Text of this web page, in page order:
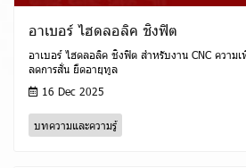
อาเบอร์ ไฮดลอลิค ชิงฟิต
อาเบอร์ ไฮดลอลิค ชิงฟิต สำหรับงาน CNC ความ
ลดการสั่น ยืดอายุทูล
16 Dec 2025
บทความและความรู้